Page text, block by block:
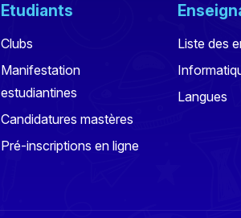
Etudiants
Clubs
Manifestation
estudiantines
Candidatures mastères
Pré-inscriptions en ligne
Liste des
Langues